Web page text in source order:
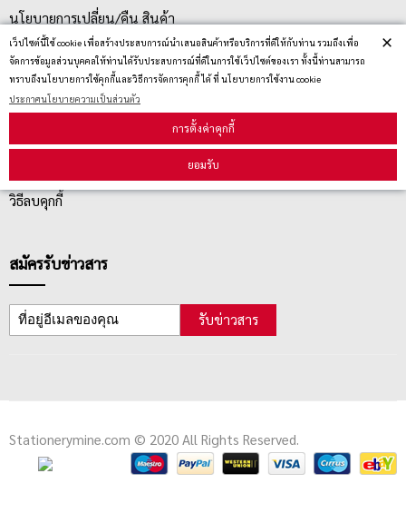
เว็ปไซต์นี้ใช้ cookie เพื่อสร้างประสบการณ์นำเสนอสินค้าหรือบริการที่ดีให้กับท่าน รวมถึงเพื่อ
จัดการข้อมูลส่วนบุคคลให้ท่านได้รับประสบการณ์ที่ดีในการใช้เว็ปไซต์ของเรา ทั้งนี้ท่านสามารถ
ทราบถึงนโยบายการใช้คุกกี้และวิธีการจัดการคุกกี้ ได้ ที่ นโยบายการใช้งาน cookie
ประกาศนโยบายความเป็นส่วนตัว
การตั้งค่าคุกกี้
ยอมรับ
×
นโยบายการเปลี่ยน/คืน สินค้า
บริการลูกค้า
วิธีลบคุกกี้
สมัครรับข่าวสาร
รับข่าวสาร
Stationerymine.com © 2020 All Rights Reserved.